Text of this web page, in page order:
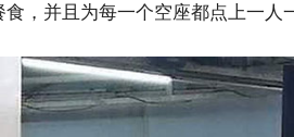
，并且为每一个空座都点上一人